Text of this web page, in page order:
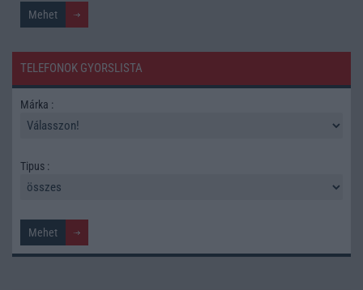
TELEFONOK GYORSLISTA
Márka :
Tipus :